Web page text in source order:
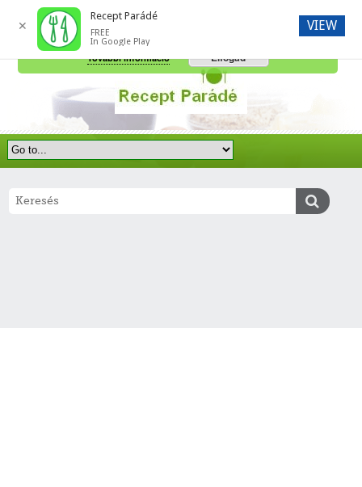
A honlap további használatához a sütik használatát el kell fogadni.
További információ
Elfogad
✕
Recept Parádé
FREE
In Google Play
VIEW